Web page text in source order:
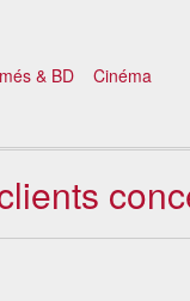
& BD
Cinéma